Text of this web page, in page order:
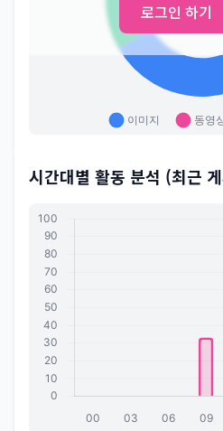
로그인 하기
시간대별 활동 분석 (최근